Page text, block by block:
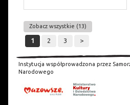
Zobacz wszystkie (13)
1 2 3 >
Instytucja współprowadzona przez
Narodowego